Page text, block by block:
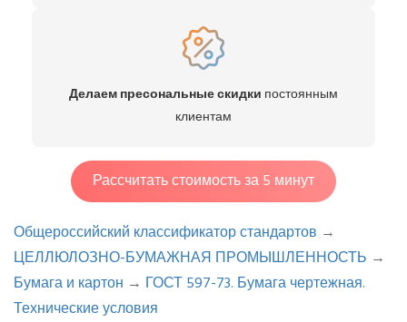
Делаем пресональные скидки постоянным
клиентам
Рассчитать стоимость за 5 минут
Общероссийский классификатор стандартов →
ЦЕЛЛЮЛОЗНО-БУМАЖНАЯ ПРОМЫШЛЕННОСТЬ →
Бумага и картон → ГОСТ 597-73. Бумага чертежная.
Технические условия